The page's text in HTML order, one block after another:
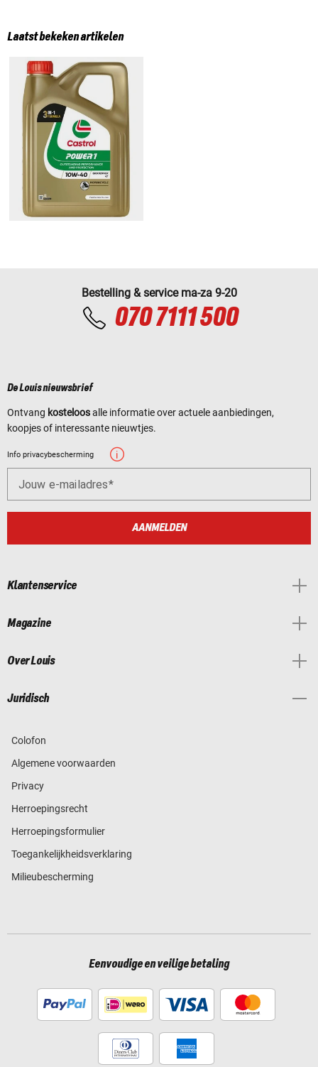
Laatst bekeken artikelen
Bestelling & service ma-za 9-20
070 7111 500
De Louis nieuwsbrief
Ontvang kosteloosalle informatie over actuele aanbiedingen,
koopjes of interessante nieuwtjes.
Info privacybescherming
Jouw e-mailadres
AANMELDEN
Klantenservice
Magazine
Over Louis
Juridisch
Colofon
Algemene voorwaarden
Privacy
Herroepingsrecht
Herroepingsformulier
Toegankelijkheidsverklaring
Milieubescherming
Eenvoudige en veilige betaling